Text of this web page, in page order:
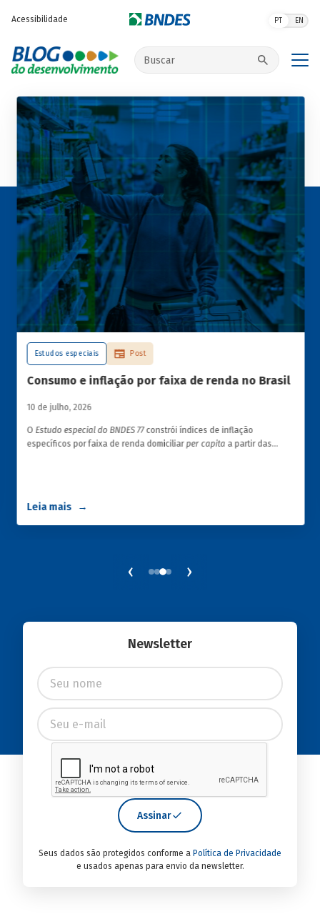
Acessibilidade PT EN
Buscar no site
Estudos especiais Post
Consumo e inflação por faixa de renda no Brasil
10 de julho, 2026
O Estudo especial do BNDES 77constrói índices de inflação
específicos por faixa de renda domiciliar per capita a partir das
Leia mais
‹ ›
Newsletter
Assinar
Seus dados são protegidos conforme a Política de Privacidade
e usados apenas para envio da newsletter.